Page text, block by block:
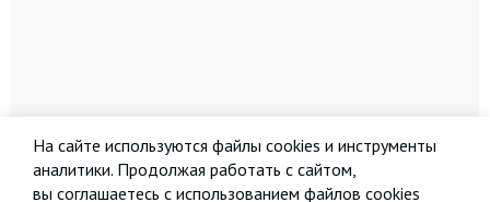
На сайте используются файлы cookies и инструменты
аналитики. Продолжая работать с сайтом,
вы соглашаетесь с использованием файлов cookies